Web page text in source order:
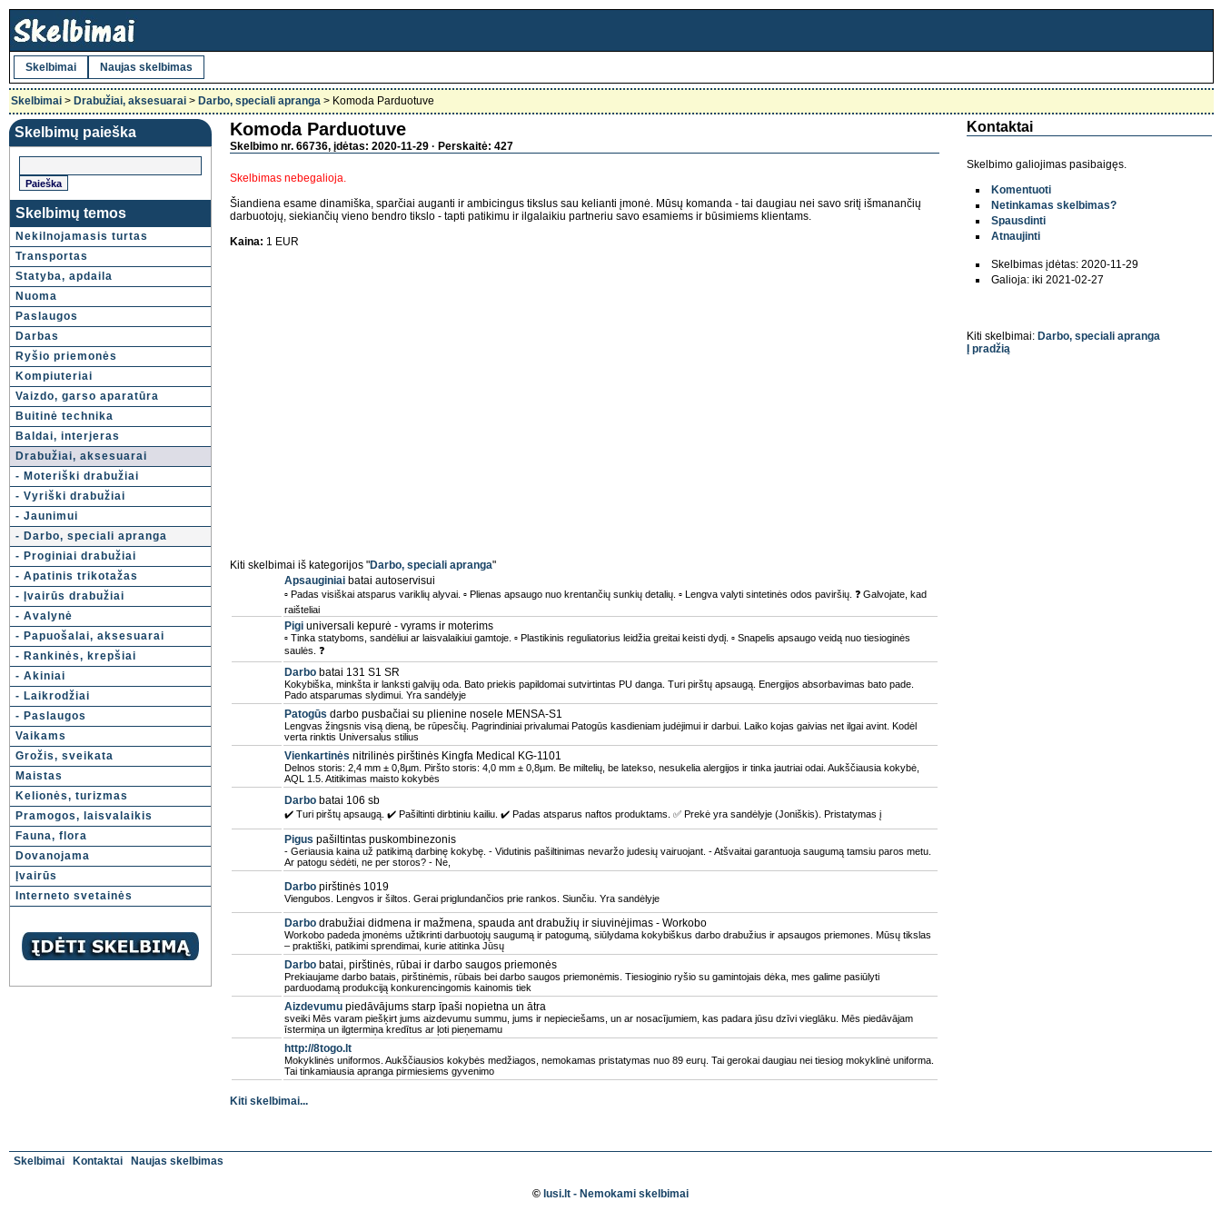
Skelbimai Naujas skelbimas
Skelbimai > Drabužiai, aksesuarai > Darbo, speciali apranga > Komoda Parduotuve
Skelbimų paieška
Skelbimų temos
Nekilnojamasis turtas
Transportas
Statyba, apdaila
Nuoma
Paslaugos
Darbas
Ryšio priemonės
Kompiuteriai
Vaizdo, garso aparatūra
Buitinė technika
Baldai, interjeras
Drabužiai, aksesuarai
- Moteriški drabužiai
- Vyriški drabužiai
- Jaunimui
- Darbo, speciali apranga
- Proginiai drabužiai
- Apatinis trikotažas
- Įvairūs drabužiai
- Avalynė
- Papuošalai, aksesuarai
- Rankinės, krepšiai
- Akiniai
- Laikrodžiai
- Paslaugos
Vaikams
Grožis, sveikata
Maistas
Kelionės, turizmas
Pramogos, laisvalaikis
Fauna, flora
Dovanojama
Įvairūs
Interneto svetainės
Komoda Parduotuve
Skelbimo nr. 66736, įdėtas: 2020-11-29 · Perskaitė: 427
Skelbimas nebegalioja.
Šiandiena esame dinamiška, sparčiai auganti ir ambicingus tikslus sau kelianti įmonė. Mūsų komanda - tai daugiau nei savo sritį išmanančių
darbuotojų, siekiančių vieno bendro tikslo - tapti patikimu ir ilgalaikiu partneriu savo esamiems ir būsimiems klientams.
Kaina: 1 EUR
Kiti skelbimai iš kategorijos "Darbo, speciali apranga"
Apsauginiai batai autoservisui
▫ Padas visiškai atsparus variklių alyvai. ▫ Plienas apsaugo nuo krentančių sunkių detalių. ▫ Lengva valyti sintetinės odos paviršių. ❓ Galvojate, kad
raišteliai
Pigi universali kepurė - vyrams ir moterims
▫ Tinka statyboms, sandėliui ar laisvalaikiui gamtoje. ▫ Plastikinis reguliatorius leidžia greitai keisti dydį. ▫ Snapelis apsaugo veidą nuo tiesioginės
saulės. ❓
Darbo batai 131 S1 SR
Kokybiška, minkšta ir lanksti galvijų oda. Bato priekis papildomai sutvirtintas PU danga. Turi pirštų apsaugą. Energijos absorbavimas bato pade.
Pado atsparumas slydimui. Yra sandėlyje
Patogūs darbo pusbačiai su plienine nosele MENSA-S1
Lengvas žingsnis visą dieną, be rūpesčių. Pagrindiniai privalumai Patogūs kasdieniam judėjimui ir darbui. Laiko kojas gaivias net ilgai avint. Kodėl
verta rinktis Universalus stilius
Vienkartinės nitrilinės pirštinės Kingfa Medical KG-1101
Delnos storis: 2,4 mm ± 0,8µm. Piršto storis: 4,0 mm ± 0,8µm. Be miltelių, be latekso, nesukelia alergijos ir tinka jautriai odai. Aukščiausia kokybė,
AQL 1.5. Atitikimas maisto kokybės
Darbo batai 106 sb
✔️ Turi pirštų apsaugą. ✔️ Pašiltinti dirbtiniu kailiu. ✔️ Padas atsparus naftos produktams. ✅ Prekė yra sandėlyje (Joniškis). Pristatymas į
Pigus pašiltintas puskombinezonis
- Geriausia kaina už patikimą darbinę kokybę. - Vidutinis pašiltinimas nevaržo judesių vairuojant. - Atšvaitai garantuoja saugumą tamsiu paros metu.
Ar patogu sėdėti, ne per storos? - Ne,
Darbo pirštinės 1019
Viengubos. Lengvos ir šiltos. Gerai priglundančios prie rankos. Siunčiu. Yra sandėlyje
Darbo drabužiai didmena ir mažmena, spauda ant drabužių ir siuvinėjimas - Workobo
Workobo padeda įmonėms užtikrinti darbuotojų saugumą ir patogumą, siūlydama kokybiškus darbo drabužius ir apsaugos priemones. Mūsų tikslas
– praktiški, patikimi sprendimai, kurie atitinka Jūsų
Darbo batai, pirštinės, rūbai ir darbo saugos priemonės
Prekiaujame darbo batais, pirštinėmis, rūbais bei darbo saugos priemonėmis. Tiesioginio ryšio su gamintojais dėka, mes galime pasiūlyti
parduodamą produkciją konkurencingomis kainomis tiek
Aizdevumu piedāvājums starp īpaši nopietna un ātra
sveiki Mēs varam piešķirt jums aizdevumu summu, jums ir nepieciešams, un ar nosacījumiem, kas padara jūsu dzīvi vieglāku. Mēs piedāvājam
īstermiņa un ilgtermiņa kredītus ar ļoti pieņemamu
http://8togo.lt
Mokyklinės uniformos. Aukščiausios kokybės medžiagos, nemokamas pristatymas nuo 89 eurų. Tai gerokai daugiau nei tiesiog mokyklinė uniforma.
Tai tinkamiausia apranga pirmiesiems gyvenimo
Kiti skelbimai...
Kontaktai
Skelbimo galiojimas pasibaigęs.
Komentuoti
Netinkamas skelbimas?
Spausdinti
Atnaujinti
Skelbimas įdėtas: 2020-11-29
Galioja: iki 2021-02-27
Kiti skelbimai: Darbo, speciali apranga
Į pradžią
Skelbimai Kontaktai Naujas skelbimas
© lusi.lt - Nemokami skelbimai